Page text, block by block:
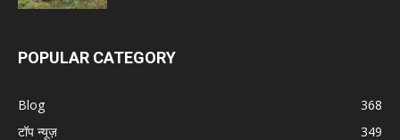
POPULAR CATEGORY
Blog
368
टॉप न्यूज़
349